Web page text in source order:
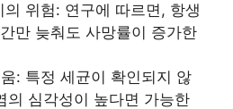
위험: 연구에 따르면, 항생
만 늦춰도 사망률이 증가한
: 특정 세균이 확인되지 않
의 심각성이 높다면 가능한